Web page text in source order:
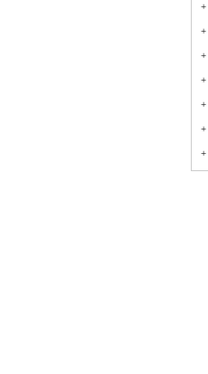
+
+
+
+
+
+
+